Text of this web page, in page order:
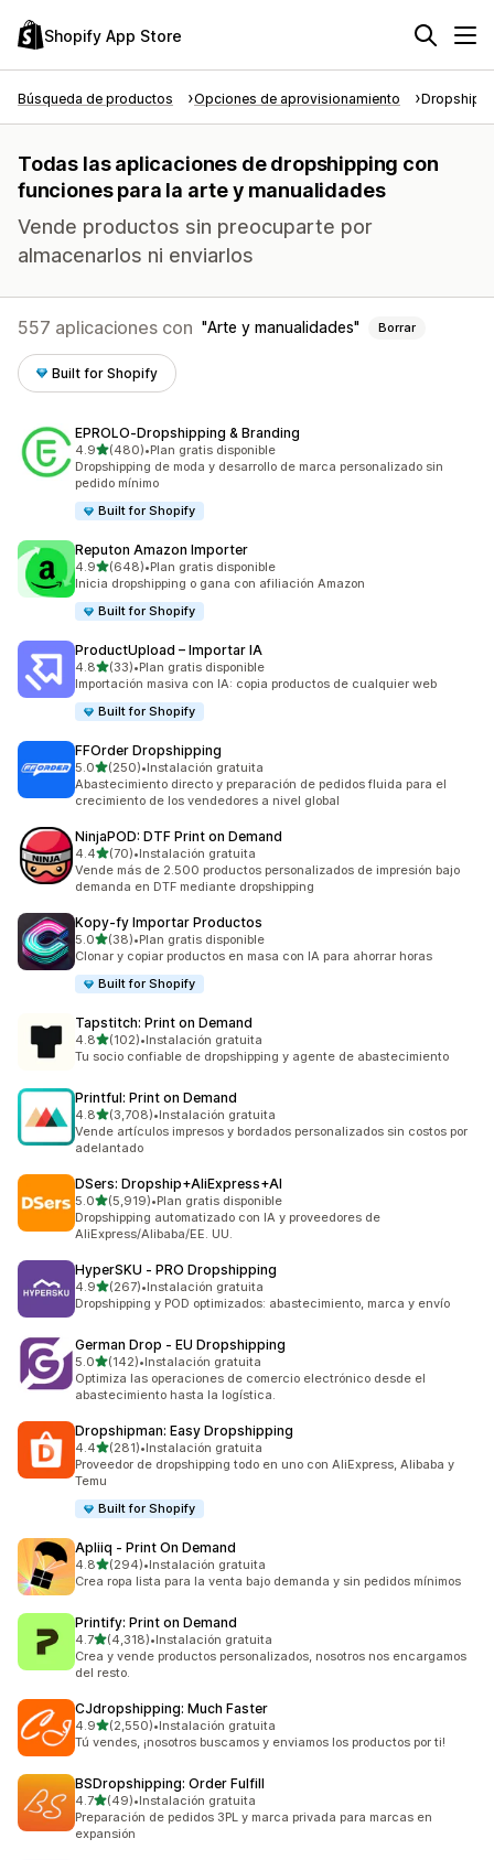
Shopify App Store
Búsqueda de productos Opciones de aprovisionamiento
Todas las aplicaciones de dropshipping con
funciones para la arte y manualidades
Vende productos sin preocuparte por
almacenarlos ni enviarlos
557 aplicaciones con Arte y manualidades Borrar
Built for Shopify
EPROLO‑Dropshipping & Branding
4.9de 5 estrellas
(480)
480 reseñas en total
•Plan gratis disponible
Dropshipping de moda y desarrollo de marca personalizado sin
pedido mínimo
Built for Shopify
Reputon Amazon Importer
4.9de 5 estrellas
(648)
648 reseñas en total
•Plan gratis disponible
Inicia dropshipping o gana con afiliación Amazon
Built for Shopify
ProductUpload – Importar IA
4.8de 5 estrellas
(33)
33 reseñas en total
•Plan gratis disponible
Importación masiva con IA: copia productos de cualquier web
Built for Shopify
FFOrder Dropshipping
5.0de 5 estrellas
(250)
250 reseñas en total
•Instalación gratuita
Abastecimiento directo y preparación de pedidos fluida para el
crecimiento de los vendedores a nivel global
NinjaPOD: DTF Print on Demand
4.4de 5 estrellas
(70)
70 reseñas en total
•Instalación gratuita
Vende más de 2.500 productos personalizados de impresión bajo
demanda en DTF mediante dropshipping
Kopy‑fy Importar Productos
5.0de 5 estrellas
(38)
38 reseñas en total
•Plan gratis disponible
Clonar y copiar productos en masa con IA para ahorrar horas
Built for Shopify
Tapstitch: Print on Demand
4.8de 5 estrellas
(102)
102 reseñas en total
•Instalación gratuita
Tu socio confiable de dropshipping y agente de abastecimiento
Printful: Print on Demand
4.8de 5 estrellas
(3,708)
3708 reseñas en total
•Instalación gratuita
Vende artículos impresos y bordados personalizados sin costos por
adelantado
DSers: Dropship+AliExpress+AI
5.0de 5 estrellas
(5,919)
5919 reseñas en total
•Plan gratis disponible
Dropshipping automatizado con IA y proveedores de
AliExpress/Alibaba/EE. UU.
HyperSKU ‑ PRO Dropshipping
4.9de 5 estrellas
(267)
267 reseñas en total
•Instalación gratuita
Dropshipping y POD optimizados: abastecimiento, marca y envío
German Drop ‑ EU Dropshipping
5.0de 5 estrellas
(142)
142 reseñas en total
•Instalación gratuita
Optimiza las operaciones de comercio electrónico desde el
abastecimiento hasta la logística.
Dropshipman: Easy Dropshipping
4.4de 5 estrellas
(281)
281 reseñas en total
•Instalación gratuita
Proveedor de dropshipping todo en uno con AliExpress, Alibaba y
Temu
Built for Shopify
Apliiq ‑ Print On Demand
4.8de 5 estrellas
(294)
294 reseñas en total
•Instalación gratuita
Crea ropa lista para la venta bajo demanda y sin pedidos mínimos
Printify: Print on Demand
4.7de 5 estrellas
(4,318)
4318 reseñas en total
•Instalación gratuita
Crea y vende productos personalizados, nosotros nos encargamos
del resto.
CJdropshipping: Much Faster
4.9de 5 estrellas
(2,550)
2550 reseñas en total
•Instalación gratuita
Tú vendes, ¡nosotros buscamos y enviamos los productos por ti!
BSDropshipping: Order Fulfill
4.7de 5 estrellas
(49)
49 reseñas en total
•Instalación gratuita
Preparación de pedidos 3PL y marca privada para marcas en
expansión